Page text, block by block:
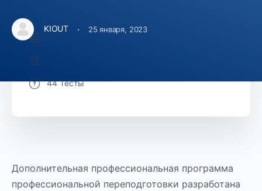
KIOUT · 25 января, 2023
Дополнительная профессиональная программа
профессиональной переподготовки разработана
44 Тесты